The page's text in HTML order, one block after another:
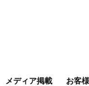
メディア掲載 お客